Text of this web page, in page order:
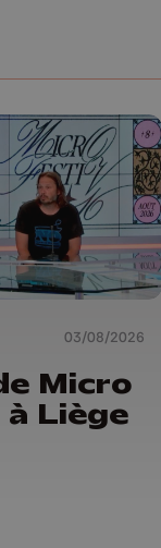
03/08/2026
Micro
Liège